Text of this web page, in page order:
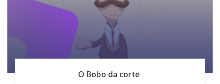
O Bobo da corte